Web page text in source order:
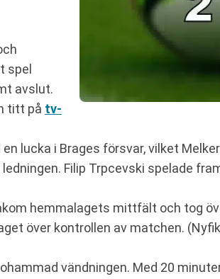
spel
avslut.
titt på tv-
lucka i Brages försvar, vilket
Filip Trpcevski spelade
hemmalagets mittfält och tog
över kontrollen av matchen.
vändningen. Med 20